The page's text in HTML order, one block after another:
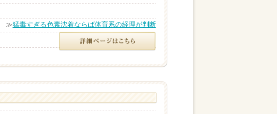
≫猛毒すぎる色素沈着ならば体育系の経理が判断